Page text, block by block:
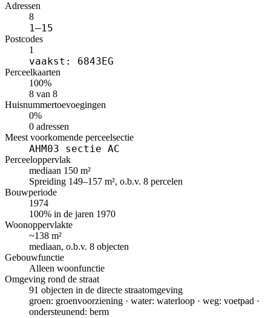
Adressen
8
1–15
Postcodes
1
vaakst: 6843EG
Perceelkaarten
100%
8 van 8
Huisnummertoevoegingen
0%
0 adressen
Meest voorkomende perceelsectie
AHM03 sectie AC
Perceeloppervlak
mediaan 150 m²
Spreiding 149–157 m², o.b.v. 8 percelen
Bouwperiode
1974
100% in de jaren 1970
Woonoppervlakte
~138 m²
mediaan, o.b.v. 8 objecten
Gebouwfunctie
Alleen woonfunctie
Omgeving rond de straat
91 objecten in de directe straatomgeving
groen: groenvoorziening · water: waterloop · weg: voetpad ·
ondersteunend: berm